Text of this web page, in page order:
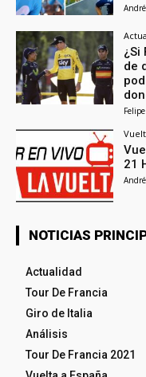
¿Si
de
21
NOTICIAS
Actualidad
Tour De Francia
Giro de Italia
Análisis
Tour De Francia 2021